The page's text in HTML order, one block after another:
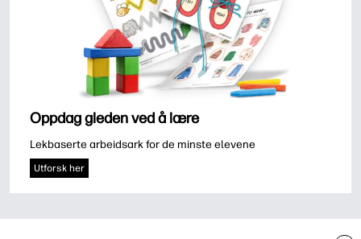
Oppdag gleden ved å lære
Lekbaserte arbeidsark for de minste elevene
Utforsk her